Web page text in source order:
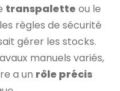
transpalette ou le
règles de sécurité
gérer les stocks.
manuels variés,
a un rôle précis